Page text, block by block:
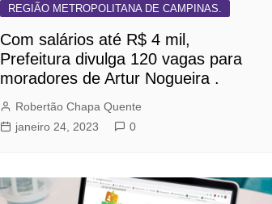
REGIÃO METROPOLITANA DE CAMPINAS.
Com salários até R$ 4 mil,
Prefeitura divulga 120 vagas para
moradores de Artur Nogueira .
Robertão Chapa Quente
janeiro 24, 2023
0